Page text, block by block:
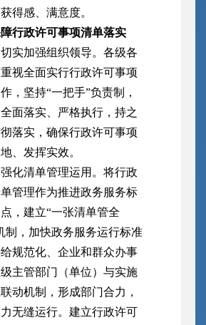
得感、满意度。
行政许可事项清单落实
切实加强组织领导。各级各
视全面实行行政许可事项
，坚持“一把手”负责制，
面落实、严格执行，持之
落实，确保行政许可事项
、发挥实效。
强化清单管理运用。将行政
管理作为推进政务服务标
，建立“一张清单管全
制，加快政务服务运行标准
规范化、企业和群众办事
主管部门（单位）与实施
动机制，形成部门合力，
无缝运行。建立行政许可